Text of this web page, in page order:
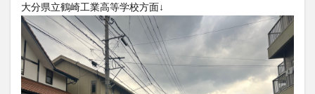
大分県立鶴崎工業高等学校方面↓
芋
花 花火 茶碗蒸し 蕎麦
虹
衆議院選挙
複合公共施設 観光
観光スポット
話題
豊後大野 豊後大野市
豊後高田市
買い物
車 農業文化公園
道の駅